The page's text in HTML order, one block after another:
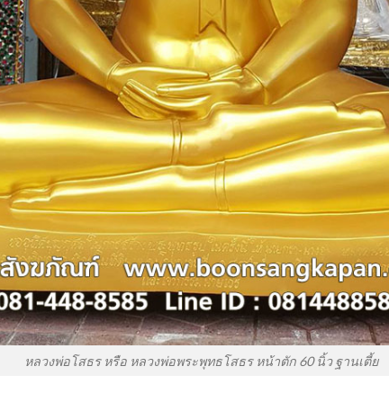
หลวงพ่อโสธร หรือ หลวงพ่อพระพุทธโสธร หน้าตัก 60 นิ้ว ฐานเตี้ย